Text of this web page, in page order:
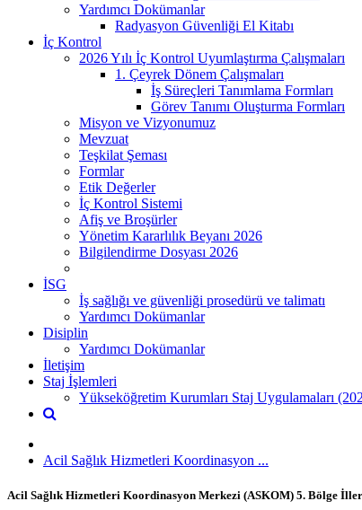
Yardımcı Dokümanlar
Radyasyon Güvenliği El Kitabı
İç Kontrol
2026 Yılı İç Kontrol Uyumlaştırma Çalışmaları
1. Çeyrek Dönem Çalışmaları
İş Süreçleri Tanımlama Formları
Görev Tanımı Oluşturma Formları
Misyon ve Vizyonumuz
Mevzuat
Teşkilat Şeması
Formlar
Etik Değerler
İç Kontrol Sistemi
Afiş ve Broşürler
Yönetim Kararlılık Beyanı 2026
Bilgilendirme Dosyası 2026
İSG
İş sağlığı ve güvenliği prosedürü ve talimatı
Yardımcı Dokümanlar
Disiplin
Yardımcı Dokümanlar
İletişim
Staj İşlemleri
Yükseköğretim Kurumları Staj Uygulamaları
Acil Sağlık Hizmetleri Koordinasyon ...
Acil Sağlık Hizmetleri Koordinasyon Merkezi (ASKOM) 5. Bölge